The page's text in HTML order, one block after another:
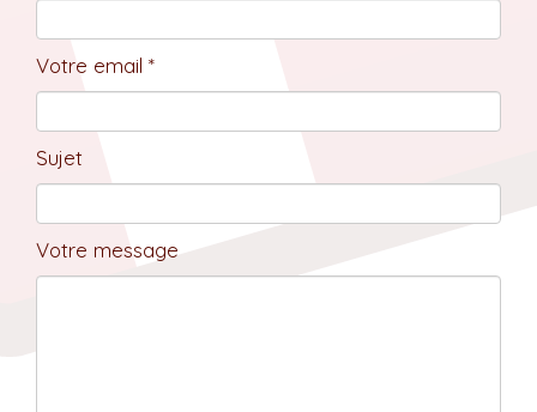
Votre email *
Sujet
Votre message